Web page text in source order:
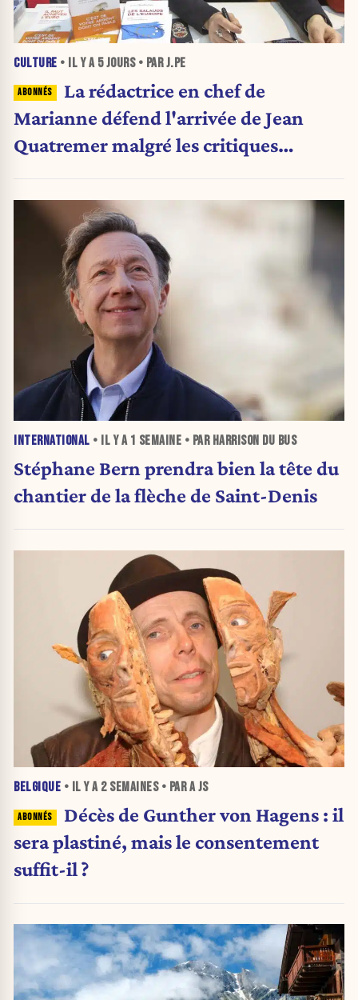
CULTURE • IL Y A 5 JOURS• PAR J.PE
La rédactrice en chef de
Marianne défend l'arrivée de Jean
Quatremer malgré les critiques
INTERNATIONAL • IL Y A 1 SEMAINE • PAR HARRISON DU BUS
Stéphane Bern prendra bien la tête du
chantier de la flèche de Saint-Denis
BELGIQUE • IL Y A 2 SEMAINES• PAR A JS
Décès de Gunther von Hagens : il
sera plastiné, mais le consentement
suffit-il ?